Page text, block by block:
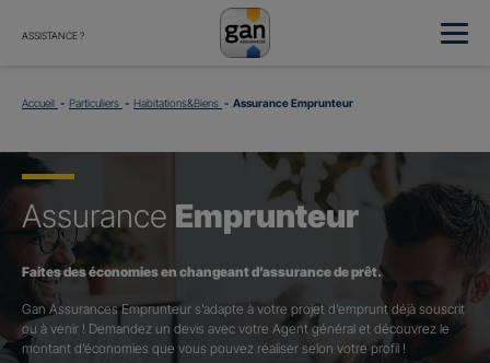
ASSISTANCE ?
Accueil Particuliers Habitations&Biens Assurance Emprunteur
Assurance Emprunteur
Faites des économies en changeant d’assurance de prêt.
Gan Assurances Emprunteur s’adapte à votre projet d’emprunt déjà souscrit
ou à venir ! Demandez un devis avec votre Agent général et découvrez le
montant d’économies que vous pouvez réaliser selon votre profil !